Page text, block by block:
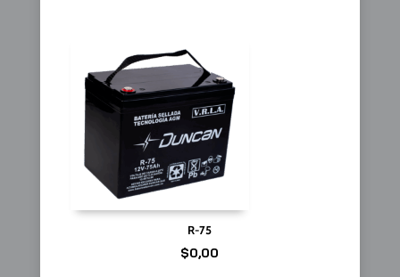
R-75
$0,00